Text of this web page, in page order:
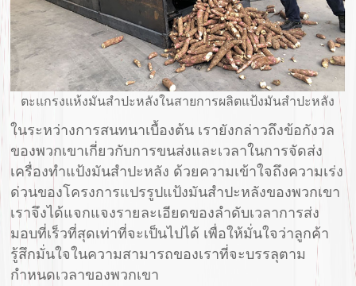
ตะแกรงแห้งมันสำปะหลังในสายการผลิตแป้งมันสำปะหลัง
ในระหว่างการสนทนาเบื้องต้น เรายังกล่าวถึงข้อกังวล
ของพวกเขาเกี่ยวกับการขนส่งและเวลาในการจัดส่ง
เครื่องทำแป้งมันสำปะหลัง ด้วยความเข้าใจถึงความเร่ง
ด่วนของโครงการแปรรูปแป้งมันสำปะหลังของพวกเขา
เราจึงได้แจกแจงรายละเอียดของลำดับเวลาการส่ง
มอบที่เร็วที่สุดเท่าที่จะเป็นไปได้ เพื่อให้มั่นใจว่าลูกค้า
รู้สึกมั่นใจในความสามารถของเราที่จะบรรลุตาม
กำหนดเวลาของพวกเขา